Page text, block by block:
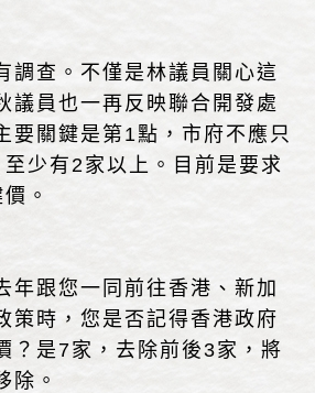
查。不僅是林議員關心這
議員也一再反映聯合開發處
要關鍵是第1點，市府不應只
少有2家以上。目前是要求
。
跟您一同前往香港、新加
策時，您是否記得香港政府
？是7家，去除前後3家，將
除。